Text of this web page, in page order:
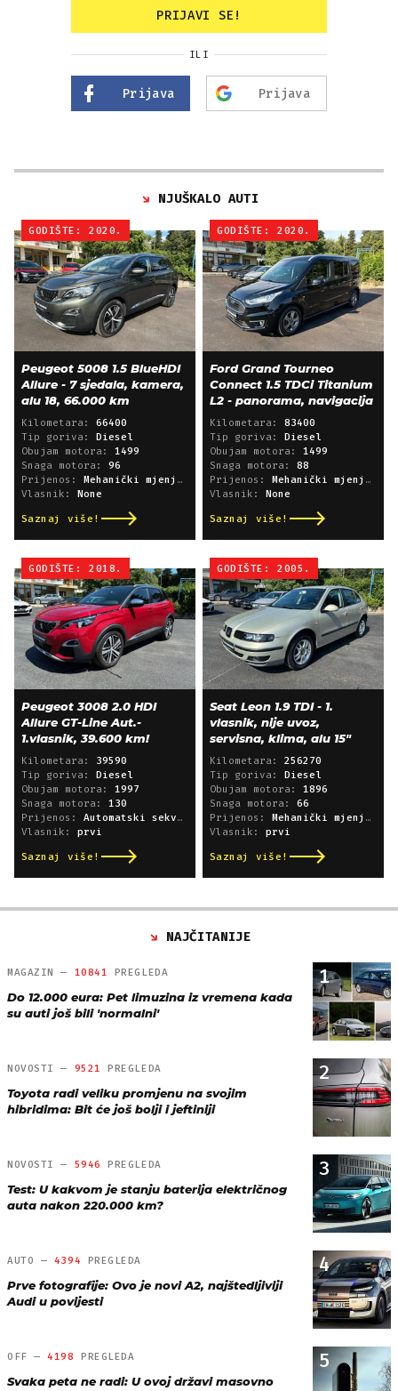
PRIJAVI SE!
ILI
Prijava Prijava
NJUŠKALO AUTI
GODIŠTE: 2020.
Peugeot 5008 1.5 BlueHDI
Allure - 7 sjedala, kamera,
alu 18, 66.000 km
Kilometara: 66400
Tip goriva:
Diesel
Obujam motora: 1499
Snaga motora: 96
Prijenos:
Mehanički mjenjač
Vlasnik:
None
Saznaj više!
GODIŠTE: 2020.
Ford Grand Tourneo
Connect 1.5 TDCi Titanium
L2 - panorama, navigacija
Kilometara: 83400
Tip goriva:
Diesel
Obujam motora: 1499
Snaga motora: 88
Prijenos:
Mehanički mjenjač
Vlasnik:
None
Saznaj više!
GODIŠTE: 2018.
Peugeot 3008 2.0 HDI
Allure GT-Line Aut.-
1.vlasnik, 39.600 km!
Kilometara: 39590
Tip goriva:
Diesel
Obujam motora: 1997
Snaga motora: 130
Prijenos: Automatski sekvencijski
Vlasnik: prvi
Saznaj više!
GODIŠTE: 2005.
Seat Leon 1.9 TDI - 1.
vlasnik, nije uvoz,
servisna, klima, alu 15"
Kilometara: 256270
Tip goriva:
Diesel
Obujam motora: 1896
Snaga motora: 66
Prijenos:
Mehanički mjenjač
Vlasnik: prvi
Saznaj više!
NAJČITANIJE
1
MAGAZIN — 10841 PREGLEDA
Do 12.000 eura: Pet limuzina iz vremena kada
su auti još bili 'normalni'
2
NOVOSTI — 9521 PREGLEDA
Toyota radi veliku promjenu na svojim
hibridima: Bit će još bolji i jeftiniji
3
NOVOSTI — 5946 PREGLEDA
Test: U kakvom je stanju baterija električnog
auta nakon 220.000 km?
4
AUTO — 4394 PREGLEDA
Prve fotografije: Ovo je novi A2, najštedljiviji
Audi u povijesti
5
OFF —4198 PREGLEDA
Svaka peta ne radi: U ovoj državi masovno